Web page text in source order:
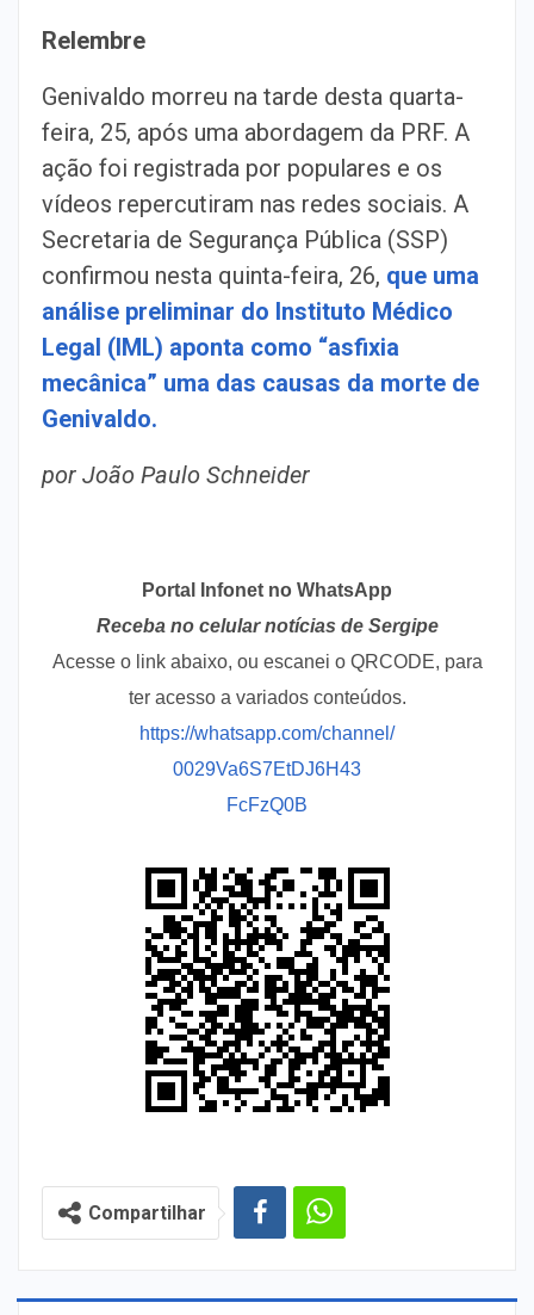
Relembre
Genivaldo morreu na tarde desta quarta-
feira, 25, após uma abordagem da PRF. A
ação foi registrada por populares e os
vídeos repercutiram nas redes sociais. A
Secretaria de Segurança Pública (SSP)
confirmou nesta quinta-feira, 26, que uma
análise preliminar do Instituto Médico
Legal (IML) aponta como “asfixia
mecânica” uma das causas da morte de
Genivaldo.
por João Paulo Schneider
Portal Infonet no WhatsApp
Receba no celular notícias de Sergipe
Acesse o link abaixo, ou escanei o QRCODE, para
ter acesso a variados conteúdos.
https://whatsapp.com/channel/
0029Va6S7EtDJ6H43
FcFzQ0B
Compartilhar